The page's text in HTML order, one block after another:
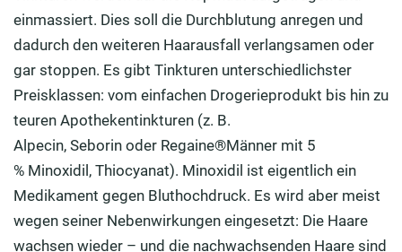
einmassiert. Dies soll die Durchblutung anregen und
dadurch den weiteren Haarausfall verlangsamen oder
gar stoppen. Es gibt Tinkturen unterschiedlichster
Preisklassen: vom einfachen Drogerieprodukt bis hin zu
teuren Apothekentinkturen (z. B.
Alpecin, Seborin oder Regaine®Männer mit 5
% Minoxidil, Thiocyanat). Minoxidil ist eigentlich ein
Medikament gegen Bluthochdruck. Es wird aber meist
wegen seiner Nebenwirkungen eingesetzt: Die Haare
wachsen wieder – und die nachwachsenden Haare sind